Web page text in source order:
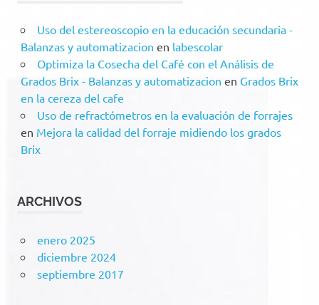
Uso del estereoscopio en la educación secundaria -
Balanzas y automatizacion en labescolar
Optimiza la Cosecha del Café con el Análisis de
Grados Brix - Balanzas y automatizacion en Grados Brix
en la cereza del cafe
Uso de refractómetros en la evaluación de forrajes
en Mejora la calidad del forraje midiendo los grados
Brix
ARCHIVOS
enero 2025
diciembre 2024
septiembre 2017